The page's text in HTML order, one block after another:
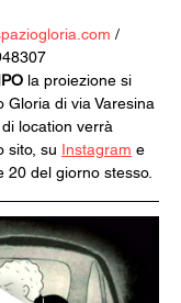
/
la proiezione si
Gloria di via Varesina
location verrà
sito, su Instagram e
20 del giorno stesso.